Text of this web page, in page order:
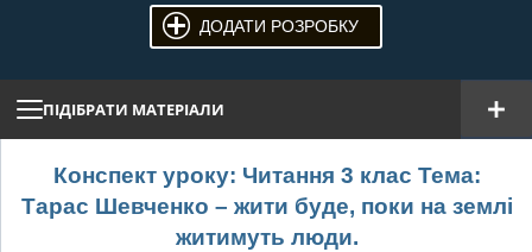
ДОДАТИ РОЗРОБКУ
ПІДІБРАТИ МАТЕРІАЛИ
Конспект уроку: Читання 3 клас Тема:
Тарас Шевченко – жити буде, поки на землі
житимуть люди.